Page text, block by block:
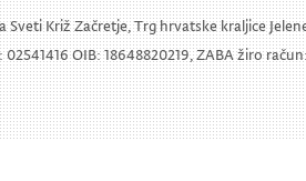
Sveti Križ Začretje, Trg hrvatske kraljice
02541416 OIB: 18648820219, ZABA žiro